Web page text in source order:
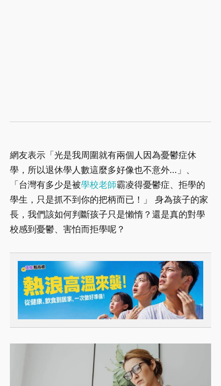
網友表示「光是我周圍就有兩個人因為憂鬱症休
學，所以退休學人數這麼多好像也不意外…」、
「台灣有多少是被學校老師霸凌得憂鬱症、拒學的
學生，只是抓不到你的把柄而已！」 身為孩子的家
長，我們該如何判斷孩子只是懶惰？還是真的對學
校感到憂鬱、害怕而拒學呢？